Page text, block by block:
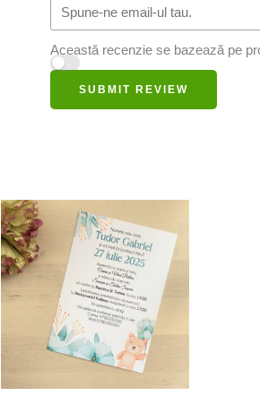
Această recenzie se bazează pe
SUBMIT REVIEW